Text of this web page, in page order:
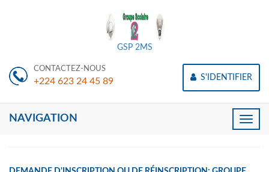
GSP 2MS
CONTACTEZ-NOUS
+224 623 24 45 89 S'IDENTIFIER
Toggle
NAVIGATION